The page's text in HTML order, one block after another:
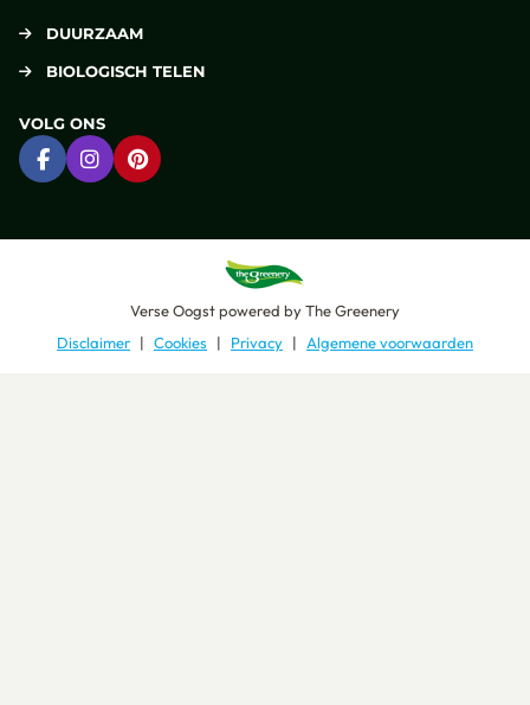
DUURZAAM
BIOLOGISCH TELEN
VOLG ONS
Ga naar Facebook
Ga naar Instagram
Ga naar Pinterest
Verse Oogstpowered byThe Greenery
Disclaimer
Cookies Privacy Algemene voorwaarden